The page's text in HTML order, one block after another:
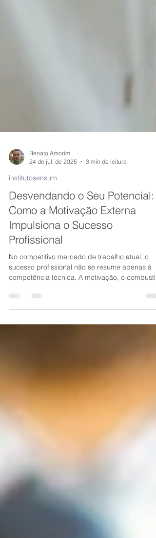
24 de jul. de 2025
3 min de leitura
institutosensum
Desvendando o Seu Potencial:
Como a Motivação Externa
Impulsiona o Sucesso
Profissional
No competitivo mercado de trabalho atual, o
competência técnica. A motivação, o
que impulsiona a ação e a persistência,